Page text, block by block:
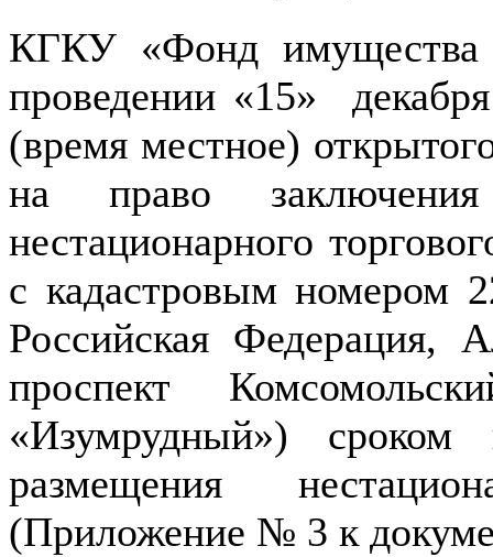
КГКУ «Фонд имущества
проведении «15»
(время местное)
на право
нестационарного
с кадастровым номером
Российская Федерация,
проспект
«Изумрудный»)
размещения
(Приложение № 3 к